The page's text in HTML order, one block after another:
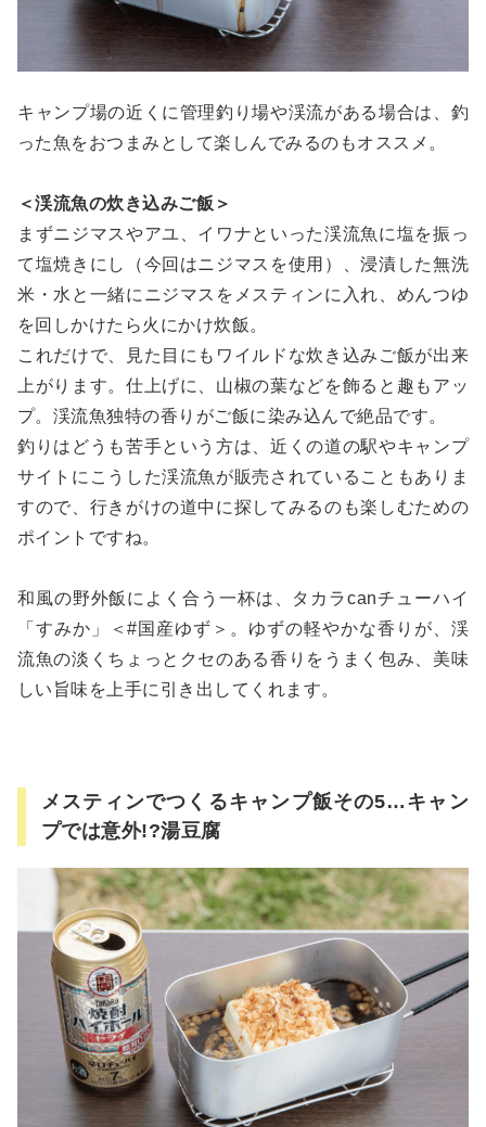
キャンプ場の近くに管理釣り場や渓流がある場合は、釣
った魚をおつまみとして楽しんでみるのもオススメ。
＜渓流魚の炊き込みご飯＞
まずニジマスやアユ、イワナといった渓流魚に塩を振っ
て塩焼きにし（今回はニジマスを使用）、浸漬した無洗
米・水と一緒にニジマスをメスティンに入れ、めんつゆ
を回しかけたら火にかけ炊飯。
これだけで、見た目にもワイルドな炊き込みご飯が出来
上がります。仕上げに、山椒の葉などを飾ると趣もアッ
プ。渓流魚独特の香りがご飯に染み込んで絶品です。
釣りはどうも苦手という方は、近くの道の駅やキャンプ
サイトにこうした渓流魚が販売されていることもありま
すので、行きがけの道中に探してみるのも楽しむための
ポイントですね。
和風の野外飯によく合う一杯は、タカラcanチューハイ
「すみか」＜#国産ゆず＞。ゆずの軽やかな香りが、渓
流魚の淡くちょっとクセのある香りをうまく包み、美味
しい旨味を上手に引き出してくれます。
メスティンでつくるキャンプ飯その5…キャン
プでは意外!?湯豆腐